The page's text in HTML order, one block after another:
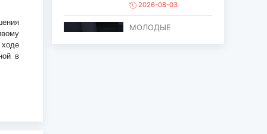
ходе
в
2026-08-03
МОЛОДЫЕ